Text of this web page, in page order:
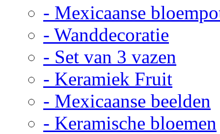
- Mexicaanse
- Wanddecoratie
- Set van 3 vazen
- Keramiek Fruit
- Mexicaanse beelden
- Keramische bloemen